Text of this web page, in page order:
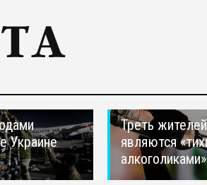
Украине
Треть
являются
алкоголиками»